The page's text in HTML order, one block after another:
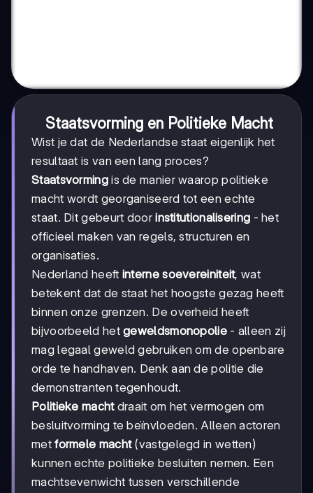
Staatsvorming en Politieke Macht
Wist je dat de Nederlandse staat eigenlijk het
resultaat is van een lang proces?
Staatsvormingis de manier waarop politieke
macht wordt georganiseerd tot een echte
staat. Dit gebeurt doorinstitutionalisering - het
officieel maken van regels, structuren en
organisaties.
Nederland heeft interne soevereiniteit, wat
betekent dat de staat het hoogste gezag heeft
binnen onze grenzen. De overheid heeft
bijvoorbeeld hetgeweldsmonopolie- alleen zij
mag legaal geweld gebruiken om de openbare
orde te handhaven. Denk aan de politie die
demonstranten tegenhoudt.
Politieke machtdraait om het vermogen om
besluitvorming te beïnvloeden. Alleen actoren
metformele macht(vastgelegd in wetten)
kunnen echte politieke besluiten nemen. Een
machtsevenwicht tussen verschillende